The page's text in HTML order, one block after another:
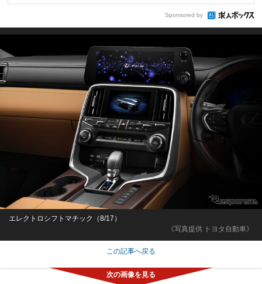
Sponsored by
《写真提供 トヨタ自動車》
エレクトロシフトマチック（8/17）
この記事へ戻る